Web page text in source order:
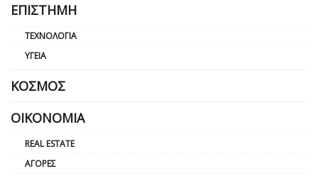
ΕΠΙΣΤΉΜΗ
ΤΕΧΝΟΛΟΓΊΑ
ΥΓΕΊΑ
ΚΌΣΜΟΣ
ΟΙΚΟΝΟΜΊΑ
REAL ESTATE
ΑΓΟΡΈΣ